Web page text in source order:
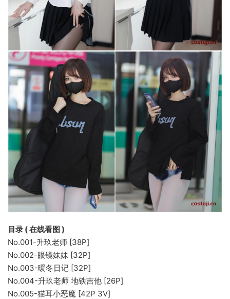
目录 ( 在线看图 )
No.001-升玖老师 [38P]
No.002-眼镜妹妹 [32P]
No.003-暖冬日记 [32P]
No.004-升玖老师 地铁吉他 [26P]
No.005-猫耳小恶魔 [42P 3V]